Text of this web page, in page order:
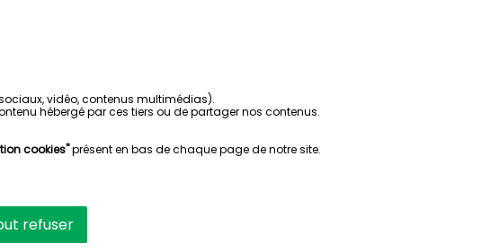
vidéo, contenus multimédias).
hébergé par ces tiers ou de partager nos contenus.
cookies"présent en bas de chaque page de notre site.
refuser